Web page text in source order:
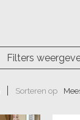
Filters
Sorteren op